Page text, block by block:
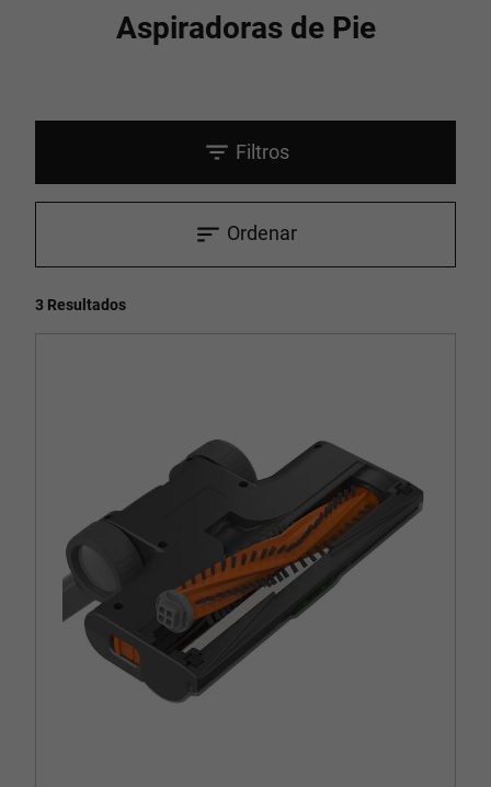
Aspiradoras de Pie
Filtros
3 Resultados
Ordenar